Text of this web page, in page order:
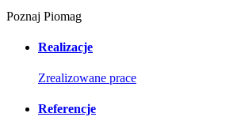
Poznaj Piomag
Realizacje
Zrealizowane prace
Referencje